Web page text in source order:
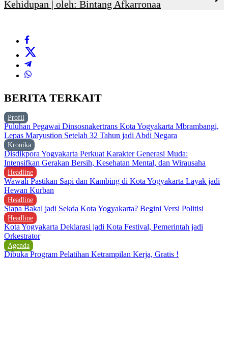
Kehidupan | oleh: Bintang Afkarronaa
BERITA TERKAIT
Profil
Puluhan Pegawai Dinsosnakertrans Kota Yogyakarta Mbrambangi,
Lepas Maryustion Setelah 32 Tahun jadi Abdi Negara
Kronika
Disdikpora Yogyakarta Perkuat Karakter Generasi Muda:
Intensifkan Gerakan Bersih, Kesehatan Mental, dan Wirausaha
Headline
Wawali Pastikan Sapi dan Kambing di Kota Yogyakarta Layak jadi
Hewan Kurban
Headline
Siapa Bakal jadi Sekda Kota Yogyakarta? Begini Versi Politisi
Headline
Kota Yogyakarta Deklarasi jadi Kota Festival, Pemerintah jadi
Orkestrator
Agenda
Dibuka Program Pelatihan Ketrampilan Kerja, Gratis !